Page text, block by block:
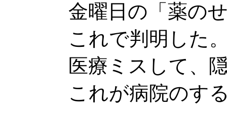
金曜日の「薬の
これで判明した
医療ミスして、
これが病院のす